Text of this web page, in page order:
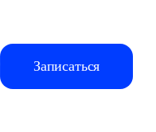
Записаться